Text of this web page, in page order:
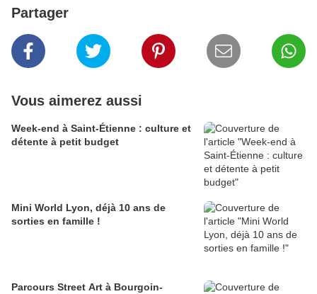
Partager
Vous aimerez aussi
Week-end à Saint-Étienne : culture et
détente à petit budget
Mini World Lyon, déjà 10 ans de
sorties en famille !
Parcours Street Art à Bourgoin-